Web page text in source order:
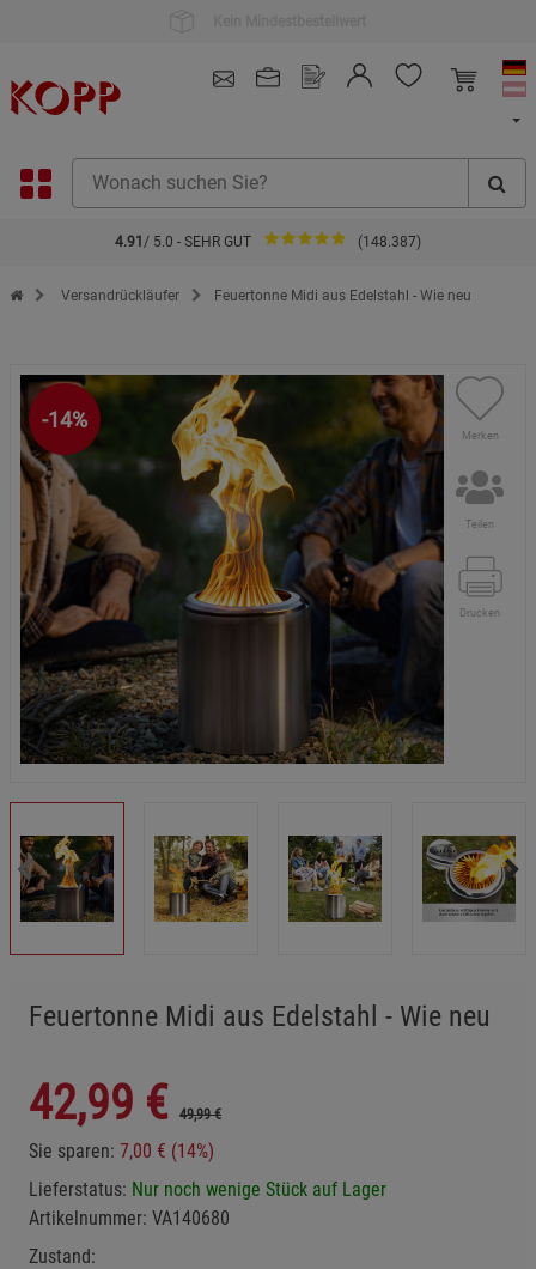
4.91 / 5.0 - SEHR GUT (148.387)
Zur Startseite des Kopp Verlag Online-Shop
Versandrückläufer Feuertonne Midi aus Edelstahl - Wie neu
-14%
Merken
Teilen
Drucken
Feuertonne Midi aus Edelstahl - Wie neu
42,99 € 49,99 €
Sie sparen: 7,00 € (14%)
Lieferstatus: Nur noch wenige Stück auf Lager
Artikelnummer: VA140680
Zustand: